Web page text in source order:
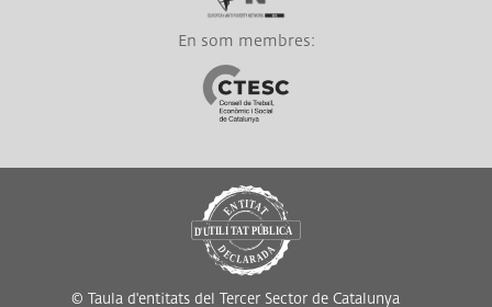
En som membres:
Link a CTESC
© Taula d'entitats del Tercer Sector de Catalunya